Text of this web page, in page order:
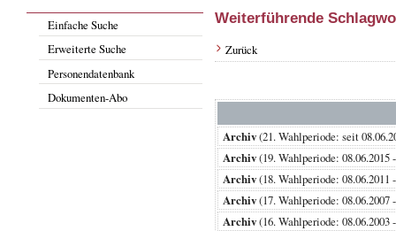
Einfache Suche
Erweiterte Suche
Personendatenbank
Dokumenten-Abo
Weiterführende
Zurück
Archiv(21. Wahlperiode: seit
Archiv(19. Wahlperiode:
Archiv(18. Wahlperiode:
Archiv(17. Wahlperiode:
Archiv(16. Wahlperiode: